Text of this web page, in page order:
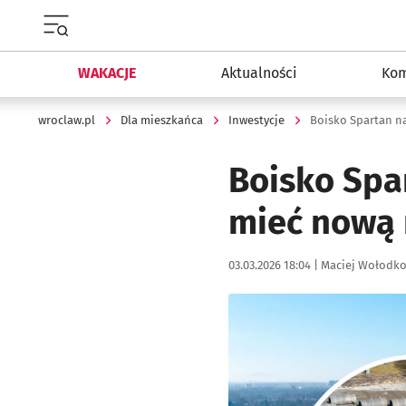
WAKACJE Aktualności
wroclaw.pl Dla mieszkańca Inwestycje Boisko Spartan
Boisko
mieć nową
Data publikacji:
03.03.2026 18:04 | Autor:
Maciej Wołodko